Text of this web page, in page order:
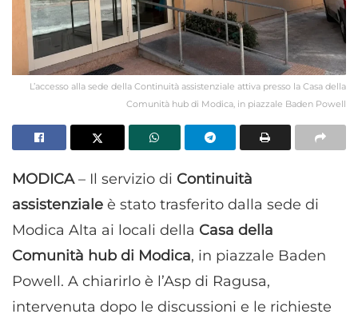
L’accesso alla sede della Continuità assistenziale attiva presso la Casa della
Comunità hub di Modica, in piazzale Baden Powell
MODICA– Il servizio di Continuità
assistenziale è stato trasferito dalla sede di
Modica Alta ai locali della Casa della
Comunità hub di Modica, in piazzale Baden
Powell. A chiarirlo è l’Asp di Ragusa,
intervenuta dopo le discussioni e le richieste